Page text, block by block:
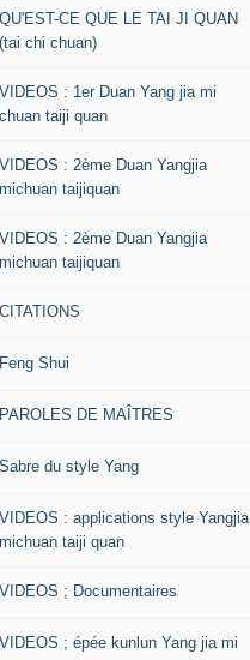
QU'EST-CE QUE LE TAI JI QUAN
(tai chi chuan)
VIDEOS : 1er Duan Yang jia mi
chuan taiji quan
VIDEOS : 2ème Duan Yangjia
michuan taijiquan
VIDEOS : 2ème Duan Yangjia
michuan taijiquan
CITATIONS
Feng Shui
PAROLES DE MAÎTRES
Sabre du style Yang
VIDEOS : applications style Yangjia
michuan taiji quan
VIDEOS ; Documentaires
VIDEOS ; épée kunlun Yang jia mi